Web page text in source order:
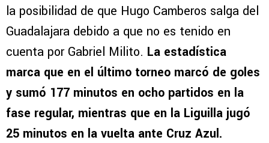
la posibilidad de que Hugo Camberos salga del
Guadalajara debido a que no es tenido en
cuenta por Gabriel Milito. La estadística
marca que en el último torneo marcó de goles
y sumó 177 minutos en ocho partidos en la
fase regular, mientras que en la Liguilla jugó
25 minutos en la vuelta ante Cruz Azul.